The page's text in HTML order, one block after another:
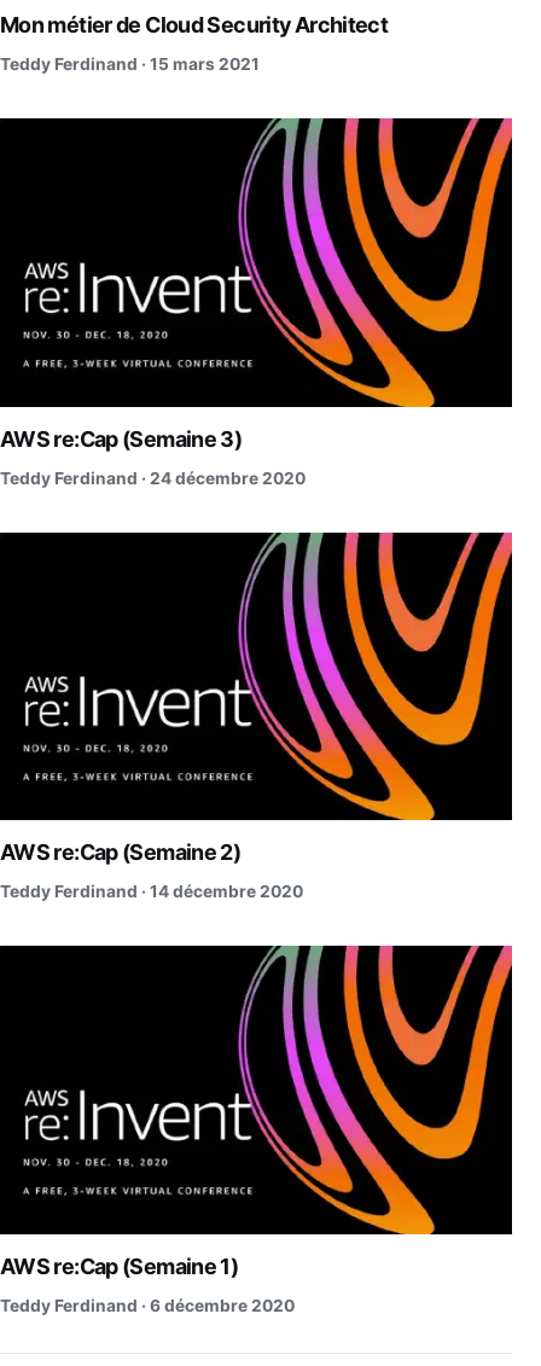
Mon métier de Cloud Security Architect
Teddy Ferdinand · 15 mars 2021
AWS re:Cap (Semaine 3)
Teddy Ferdinand · 24 décembre 2020
AWS re:Cap (Semaine 2)
Teddy Ferdinand · 14 décembre 2020
AWS re:Cap (Semaine 1)
Teddy Ferdinand · 6 décembre 2020